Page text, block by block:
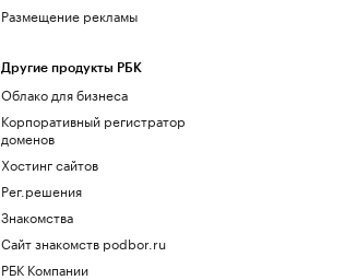
Размещение рекламы
Другие продукты РБК
Облако для бизнеса
Корпоративный регистратор
доменов
Хостинг сайтов
Рег.решения
Знакомства
Сайт знакомств podbor.ru
РБК Компании